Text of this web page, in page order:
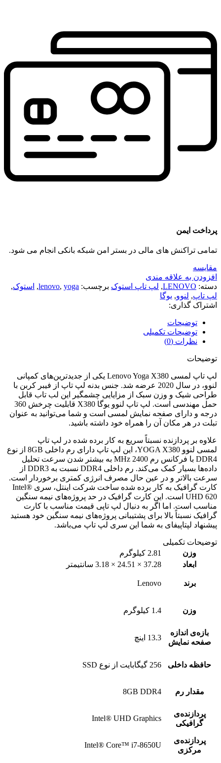
پرداخت ایمن
تمامی تراکنش های مالی در بستر امن شبکه بانکی انجام می شود.
مقايسه
افزودن به علاقه مندی
دسته: LENOVO
, لپ تاپ استوک برچسب: lenovo, yoga
, استوک,
لپ تاپ, لنوو, یوگا
اشتراک گذاری:
توضیحات
توضیحات تکمیلی
نظرات (0)
توضیحات
لپ تاپ لمسی Lenovo Yoga X380 یکی از جدیدترین‌های کمپانی
لنوو، در سال 2020 عرضه شد. جنس بدنه لپ تاپ از فیبر کربن با
طراحی شیک و وزن سبک از مزایایی چشمگیر این لب تاب قابل
حمل مهندسی است. لپ تاپ لنوو یوگا X380 قابلیت چرخش 360
درجه و دارای صفحه‌ نمایش لمسی است و شما می‌توانید به عنوان
تبلت در هر مکان آن را همراه خود داشته باشید.
علاوه بر پردازنده‌ نسبتاً سریع به کار برده شده در لپ تاپ
لمسی لنوو YOGA X380، این لپ تاپ دارای رم داخلی 8GB از نوع
DDR4 با فرکانس رم 2400 MHz به بیشتر شدن سرعت تحلیل
داده‌ها بسیار کمک می‌کند. رم داخلی DDR4 نسبت به DDR3 از
سرعت بالاتر و در عین حال مصرف انرژی کمتری برخوردار است.
کارت گرافیک به کار برده شده ساخت شرکت اینتل، سری Intel®
UHD 620 است. این کارت گرافیک در حد پروژه‌های نیمه سنگین
مناسب است. اما اگر به دنبال لپ تاپی قیمت مناسب با کارت
گرافیک نسبتاً بالا برای پشتیبانی پروژه‌های نیمه سنگین خود هستید
پیشنهاد لپتاپیفای به شما این سری لپ تاپ می‌باشد.
توضیحات تکمیلی
وزن
2.81 کیلوگرم
ابعاد
37.28 × 24.51 × 3.18 سانتیمتر
برند Lenovo
وزن 1.4 کیلوگرم
بازه‌ی اندازه
صفحه نمایش
13.3 اینچ
حافظه داخلی 256 گیگابایت از نوع SSD
مقدار رم 8GB DDR4
پردازنده‌ی
گرافیکی
Intel® UHD Graphics
پردازنده‌ی
مرکزی
Intel® Core™ i7-8650U